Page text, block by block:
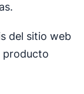
del sitio web
producto